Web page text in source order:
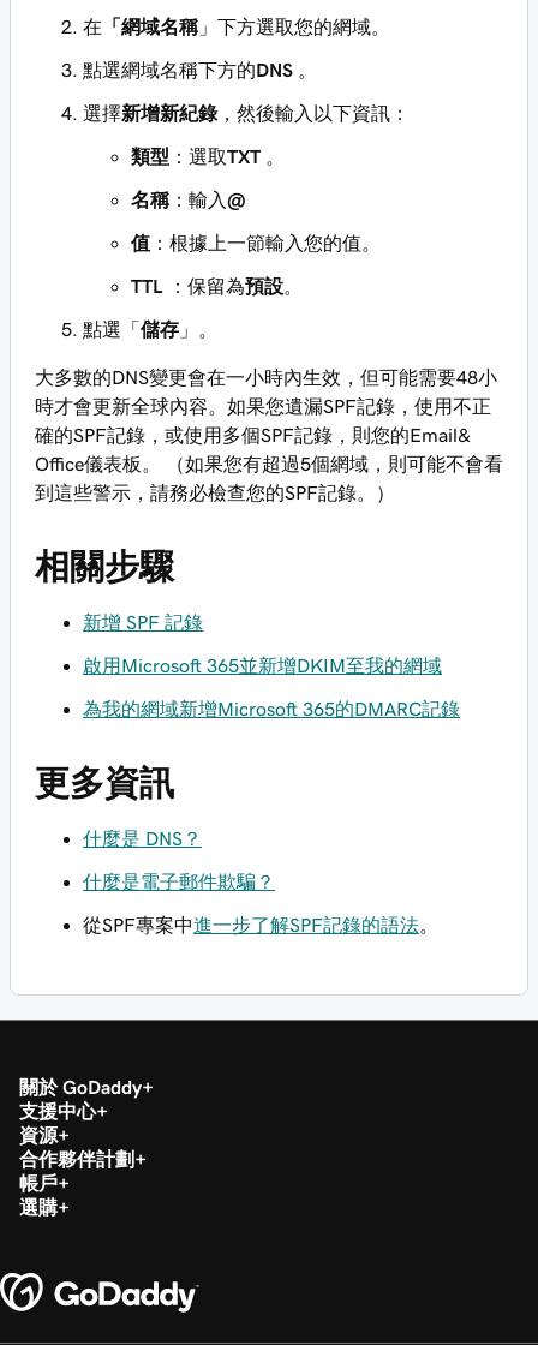
在 「網域名稱」下方選取您的網域。
點選網域名稱下方的DNS 。
選擇新增新紀錄，然後輸入以下資訊：
類型 ：選取TXT 。
名稱：輸入@
值 ：根據上一節輸入您的值。
TTL ：保留為預設。
點選「 儲存 」。
大多數的DNS變更會在一小時內生效，但可能需要48小
時才會更新全球內容。如果您遺漏SPF記錄，使用不正
確的SPF記錄，或使用多個SPF記錄，則您的Email&
Office儀表板。 （如果您有超過5個網域，則可能不會看
到這些警示，請務必檢查您的SPF記錄。）
相關步驟
新增 SPF 記錄
啟用Microsoft 365並新增DKIM至我的網域
為我的網域新增Microsoft 365的DMARC記錄
更多資訊
什麼是 DNS？
什麼是電子郵件欺騙？
從SPF專案中進一步了解SPF記錄的語法。
關於 GoDaddy
支援中心
資源
合作夥伴計劃
帳戶
選購